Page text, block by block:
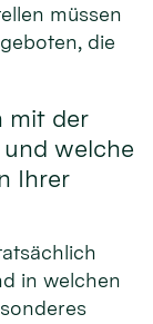
müssen
die
mit der
welche
Ihrer
in welchen